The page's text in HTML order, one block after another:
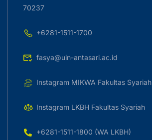
70237
+6281-1511-1700
fasya@uin-antasari.ac.id
Instagram MIKWA Fakultas Syariah
Instagram LKBH Fakultas Syariah
+6281-1511-1800 (WA LKBH)